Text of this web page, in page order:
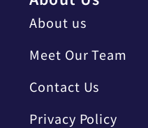
About us
Meet Our Team
Contact Us
Privacy Policy